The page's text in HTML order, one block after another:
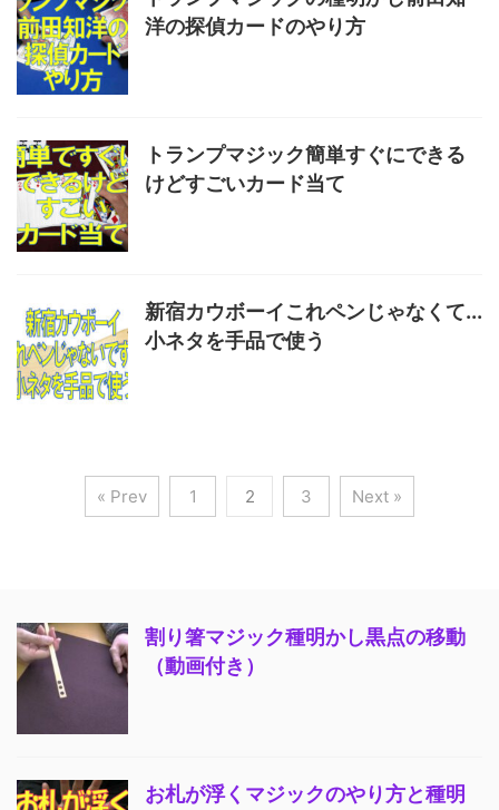
洋の探偵カードのやり方
トランプマジック簡単すぐにできる
けどすごいカード当て
新宿カウボーイこれペンじゃなくて...
小ネタを手品で使う
« Prev 1 2 3 Next »
割り箸マジック種明かし黒点の移動
（動画付き）
お札が浮くマジックのやり方と種明